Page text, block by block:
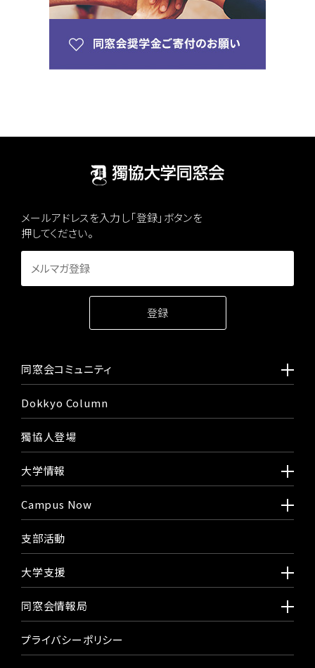
メールアドレスを入力し「登録」ボタンを
押してください。
同窓会コミュニティ
Dokkyo Column
獨協人登場
大学情報
Campus Now
支部活動
大学支援
同窓会情報局
プライバシーポリシー